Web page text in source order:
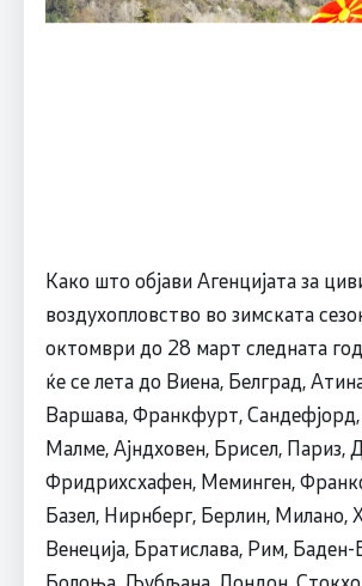
Како што објави Агенцијата за
воздухопловство во зимската
октомври до 28 март следната
ќе се лета до Виена, Белград,
Варшава, Франкфурт, Сандефјорд,
Малме, Ајндховен, Брисел, Париз,
Фридрихсхафен, Меминген,
Базел, Нирнберг, Берлин, Милано,
Венеција, Братислава, Рим,